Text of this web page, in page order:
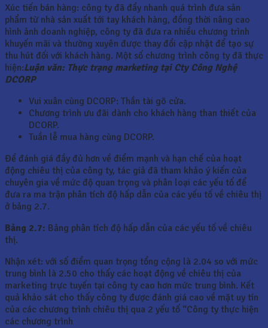
Xúc tiến bán hàng: công ty đã đẩy nhanh quá trình đưa sản
phẩm từ nhà sản xuất tới tay khách hàng, đồng thời nâng cao
hình ảnh doanh nghiệp, công ty đã đưa ra nhiều chương trình
khuyến mãi và thường xuyên được thay đổi cập nhật để tạo sự
thu hút đối với khách hàng. Một số chương trình công ty đã thực
hiện:Luận văn: Thực trạng marketing tại Cty Công Nghệ
DCORP
Vui xuân cùng DCORP: Thần tài gõ cửa.
Chương trình ưu đãi dành cho khách hàng than thiết của
DCORP.
Tuần lễ mua hàng cùng DCORP.
Để đánh giá đầy đủ hơn về điểm mạnh và hạn chế của hoạt
động chiêu thị của công ty, tác giả đã tham khảo ý kiến của
chuyên gia về mức độ quan trọng và phân loại các yếu tố để
đưa ra ma trận phân tích độ hấp dẫn của các yếu tố về chiêu thị
ở bảng 2.7.
Bảng 2.7: Bảng phân tích độ hấp dẫn của các yếu tố về chiêu
thị.
Nhận xét: với số điểm quan trọng tổng cộng là 2.04 so với mức
trung bình là 2.50 cho thấy các hoạt động về chiêu thị của
marketing trực tuyến tại công ty cao hơn mức trung bình. Kết
quả khảo sát cho thấy công ty được đánh giá cao về mặt uy tín
của các chương trình chiêu thị qua 2 yếu tố “Công ty thực hiện
các chương trình